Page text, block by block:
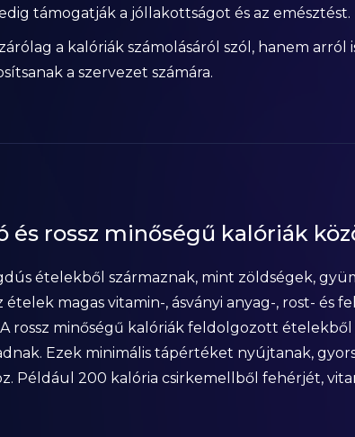
támogatják a jóllakottságot és az emésztést.
a kalóriák számolásáról szól, hanem
a szervezet számára.
és rossz minőségű kalóriák
ételekből származnak, mint zöldségek,
ételek magas vitamin-, ásványi anyag-, rost- és
rossz minőségű kalóriák feldolgozott
Ezek minimális tápértéket nyújtanak,
Például 200 kalória csirkemellből fehérjét,